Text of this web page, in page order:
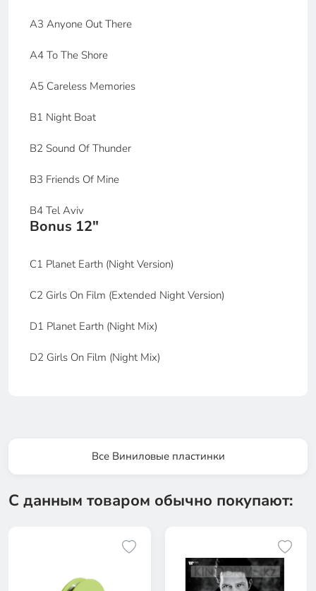
A3 Anyone Out There
A4 To The Shore
A5 Careless Memories
B1 Night Boat
B2 Sound Of Thunder
B3 Friends Of Mine
B4 Tel Aviv
Bonus 12"
C1 Planet Earth (Night Version)
C2 Girls On Film (Extended Night Version)
D1 Planet Earth (Night Mix)
D2 Girls On Film (Night Mix)
Все Виниловые пластинки
С данным товаром обычно покупают: